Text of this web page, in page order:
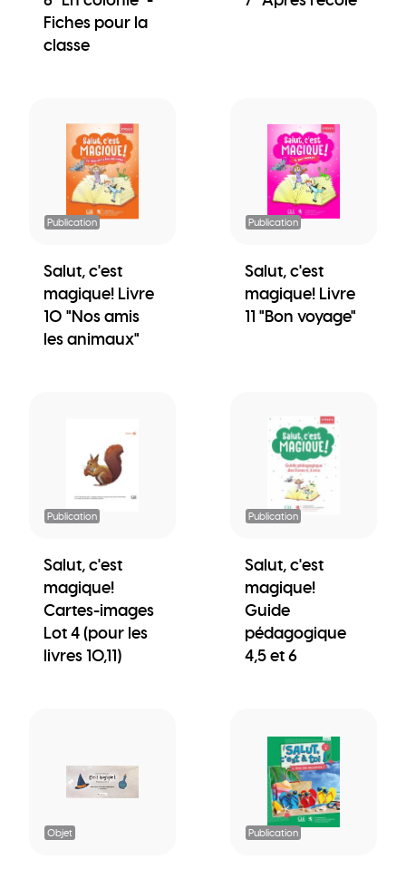
Fiches pour la
classe
Publication
Salut, c'est
magique! Livre
10 "Nos amis
les animaux"
Publication
Salut, c'est
magique! Livre
11 "Bon voyage"
Publication
Salut, c'est
magique!
Cartes-images
Lot 4 (pour les
livres 10,11)
Publication
Salut, c'est
magique!
Guide
pédagogique
4,5 et 6
Objet Publication